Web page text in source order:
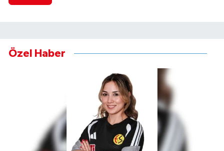
Özel Haber